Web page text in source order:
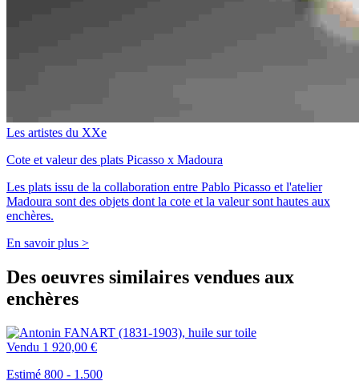
Les artistes du XXe
Cote et valeur des plats Picasso x Madoura
Les plats issu de la collaboration entre Pablo Picasso et l'atelier
Madoura sont des objets dont la cote et la valeur sont hautes aux
enchères.
En savoir plus >
Des oeuvres similaires vendues aux
enchères
Vendu 1 920,00 €
Estimé 800 - 1.500